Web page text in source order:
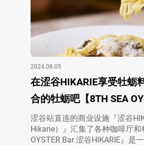
2024.08.05
在涩谷HIKARIE享受牡蛎
合的牡蛎吧【8TH SEA
涩谷站直连的商业设施『涩谷
Hikarie）』汇集了各种咖啡厅和
OYSTER Bar 涩谷HIKARIE』是